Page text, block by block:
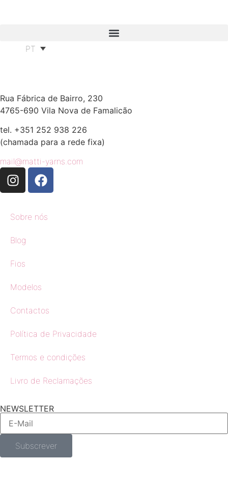
PT
Rua Fábrica de Bairro, 230
4765-690 Vila Nova de Famalicão
tel. +351 252 938 226
(chamada para a rede fixa)
mail@matti-yarns.com
Sobre nós
Blog
Fios
Modelos
Contactos
Política de Privacidade
Termos e condições
Livro de Reclamações
NEWSLETTER
Subscrever